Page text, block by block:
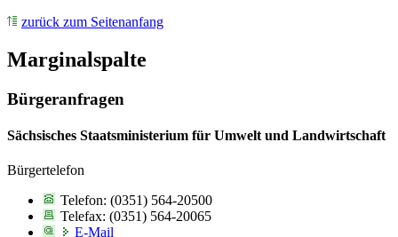
zurück zum Seitenanfang
Marginalspalte
Bürgeranfragen
Sächsisches Staatsministerium für Umwelt und Landwirtschaft
Bürgertelefon
Telefon: (0351) 564-20500
Telefax: (0351) 564-20065
E-Mail